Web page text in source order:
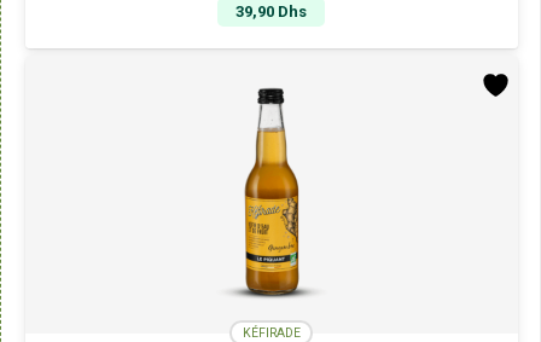
39,90 Dhs
KÉFIRADE